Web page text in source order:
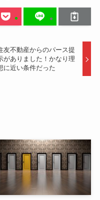
友不動産からのパース提
がありました！かなり理
に近い条件だった